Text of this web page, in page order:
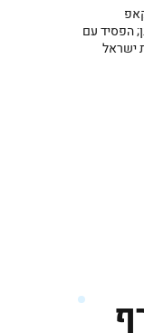
הפסיד עם
ישראל